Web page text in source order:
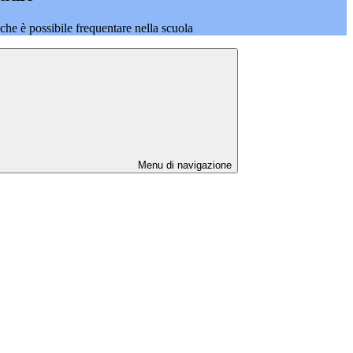
è possibile frequentare nella scuola
Menu di navigazione